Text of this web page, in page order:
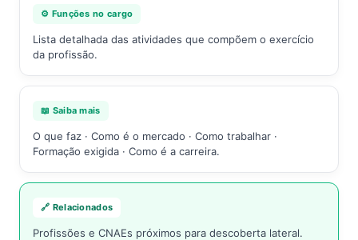
⚙️ Funções no cargo
Lista detalhada das atividades que compõem o exercício
da profissão.
📖 Saiba mais
O que faz · Como é o mercado · Como trabalhar ·
Formação exigida · Como é a carreira.
🔗 Relacionados
Profissões e CNAEs próximos para descoberta lateral.